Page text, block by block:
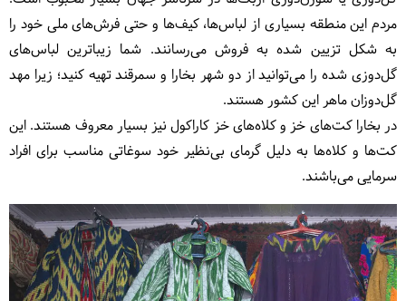
مردم این منطقه بسیاری از لباس‌ها، کیف‌ها و حتی فرش‌های ملی خود را
به شکل تزیین شده به فروش می‌رسانند. شما زیباترین لباس‌های
گل‌دوزی شده را می‌توانید از دو شهر بخارا و سمرقند تهیه کنید؛ زیرا مهد
گل‌دوزان ماهر این کشور هستند.
در بخارا کت‌های خز و کلاه‌های خز کاراکول نیز بسیار معروف هستند. این
کت‌ها و کلاه‌ها به دلیل گرمای بی‌نظیر خود سوغاتی مناسب برای افراد
سرمایی می‌باشند.